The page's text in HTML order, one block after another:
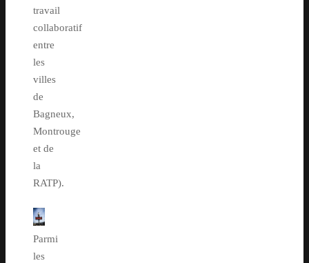
travail
collaboratif
entre
les
villes
de
Bagneux,
Montrouge
et de
la
RATP).
Parmi
les